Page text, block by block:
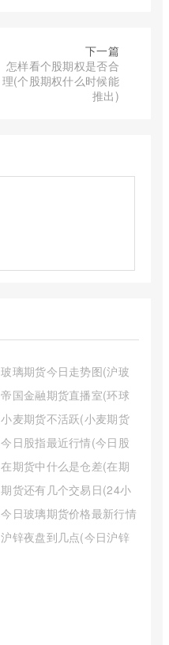
下一篇
怎样看个股期权是否合
理(个股期权什么时候能
推出)
玻璃期货今日走势图(沪玻
璃期货今日行情)
帝国金融期货直播室(环球
金融期货直播室)
小麦期货不活跃(小麦期货
市场现状)
今日股指最近行情(今日股
市指数行情走势)
在期货中什么是仓差(在期
货中什么是仓差交易)
期货还有几个交易日(24小
时交易日期货)
今日玻璃期货价格最新行情
(今日玻璃期货价格走势图)
沪锌夜盘到几点(今日沪锌